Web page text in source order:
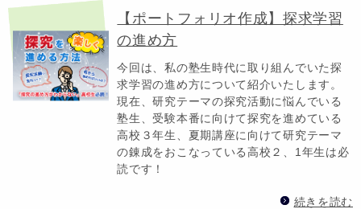
【ポートフォリオ作成】探求学習
の進め方
今回は、私の塾生時代に取り組んでいた探
求学習の進め方について紹介いたします。
現在、研究テーマの探究活動に悩んでいる
塾生、受験本番に向けて探究を進めている
高校３年生、夏期講座に向けて研究テーマ
の錬成をおこなっている高校２、1年生は必
読です！
続きを読む